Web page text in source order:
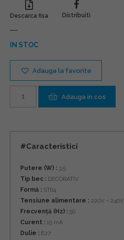
Descarca fisa Distribuiti
IN STOC
Adauga la favorite
Adauga in cos
#Caracteristici
Putere (W) : 3,5
Tip bec : DECORATIV
Formă : ST64
Tensiune alimentare : 220V ÷ 240V
Frecvență (Hz) : 50
Curent : 15 mA
Dulie : E27